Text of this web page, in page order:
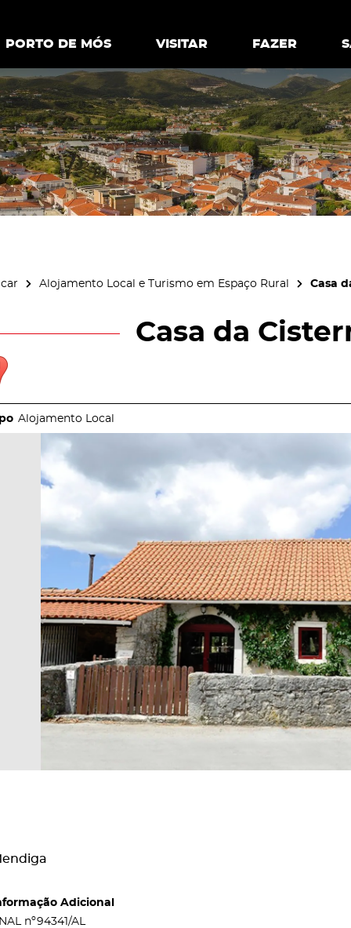
PORTO DE MÓS
VISITAR
PORTO DE MÓS VISITAR FAZER
Alojamento Local e Turismo em Espaço Rural Casa
Casa da
Alojamento Local
Adicional
nº94341/AL